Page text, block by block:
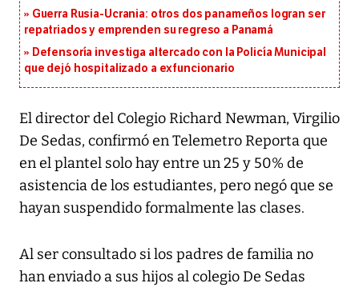
Guerra Rusia-Ucrania: otros dos panameños logran ser
repatriados y emprenden su regreso a Panamá
Defensoría investiga altercado con la Policía Municipal
que dejó hospitalizado a exfuncionario
El director del Colegio Richard Newman, Virgilio
De Sedas, confirmó en Telemetro Reporta que
en el plantel solo hay entre un 25 y 50% de
asistencia de los estudiantes, pero negó que se
hayan suspendido formalmente las clases.
Al ser consultado si los padres de familia no
han enviado a sus hijos al colegio De Sedas